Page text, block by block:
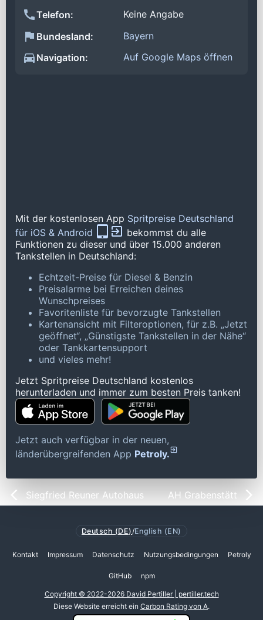
Telefon:
Keine Angabe
Bundesland:
Bayern
Navigation:
Auf Google Maps öffnen
Mit der kostenlosen App Spritpreise Deutschland
für iOS & Android
bekommst du alle
Funktionen zu dieser und über 15.000 anderen
Tankstellen in Deutschland:
Echtzeit-Preise für Diesel & Benzin
Preisalarme bei Erreichen deines
Wunschpreises
Favoritenliste für bevorzugte Tankstellen
Kartenansicht mit Filteroptionen, für z.B. „Jetzt
geöffnet“, „Günstigste Tankstellen in der Nähe“
oder Tankkartensupport
und vieles mehr!
Jetzt Spritpreise Deutschland kostenlos
herunterladen und immer zum besten Preis tanken!
Jetzt auch verfügbar in der neuen,
länderübergreifenden App Petroly.
Siegfried Reuner Autohaus AH Grabenstätt
Deutsch (DE) /English (EN)
Kontakt Impressum Datenschutz Nutzungsbedingungen Petroly
GitHub npm
Copyright © 2022-2026 David Pertiller | pertiller.tech
Diese Website erreicht ein Carbon Rating von A.